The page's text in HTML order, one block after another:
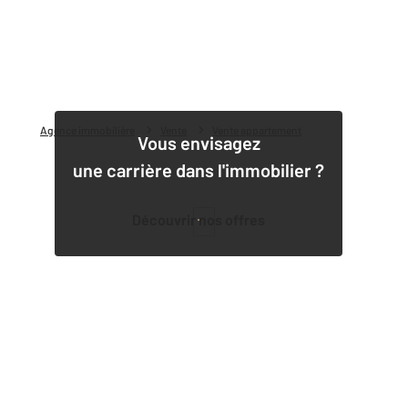
Agence immobilière
Vous envisagez
une carrière dans l'immobilier ?
Découvrir nos offres